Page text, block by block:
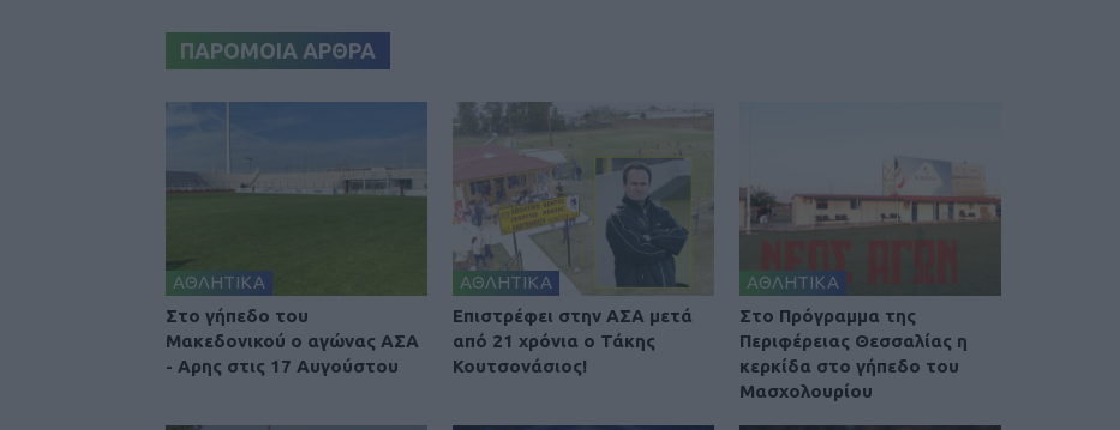
ΠΑΡΟΜΟΙΑ ΑΡΘΡΑ
ΑΘΛΗΤΙΚΑ
Στο γήπεδο του
Μακεδονικού ο αγώνας ΑΣΑ
- Αρης στις 17 Αυγούστου
ΑΘΛΗΤΙΚΑ
Επιστρέφει στην ΑΣΑ μετά
από 21 χρόνια ο Τάκης
Κουτσονάσιος!
ΑΘΛΗΤΙΚΑ
Στο Πρόγραμμα της
Περιφέρειας Θεσσαλίας η
κερκίδα στο γήπεδο του
Μασχολουρίου